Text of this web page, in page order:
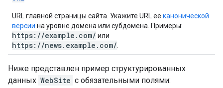
URL главной страницы сайта. Укажите URL ее канонической
версии на уровне домена или субдомена. Примеры:
https://example.com/ или
https://news.example.com/
Ниже представлен пример структурированных
данных WebSite с обязательными полями: